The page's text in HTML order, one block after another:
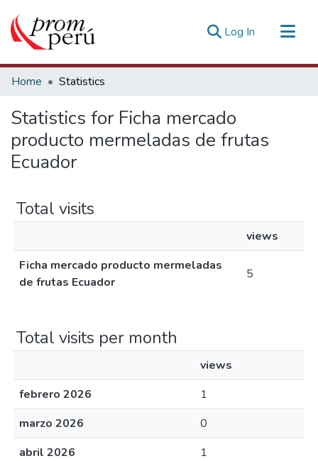
Log In (current)
Communities & Collections
Estadísticas Externas
Home Statistics
Statistics for Ficha mercado
producto mermeladas de frutas
Ecuador
Total visits
views
Ficha mercado producto mermeladas
de frutas Ecuador
5
Total visits per month
views
febrero 2026
1
marzo 2026
0
abril 2026
1